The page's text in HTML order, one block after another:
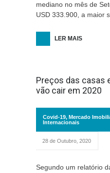
mediano no mês de
USD 333.900, a maior
LER MAIS
Preços das casas
vão cair em 2020
Covid-19, Mercado
Internacionais
28 de Outubro, 2020
Segundo um relatório